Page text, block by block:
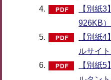
【別紙
926KB）
【別紙
ルサイ
【別紙